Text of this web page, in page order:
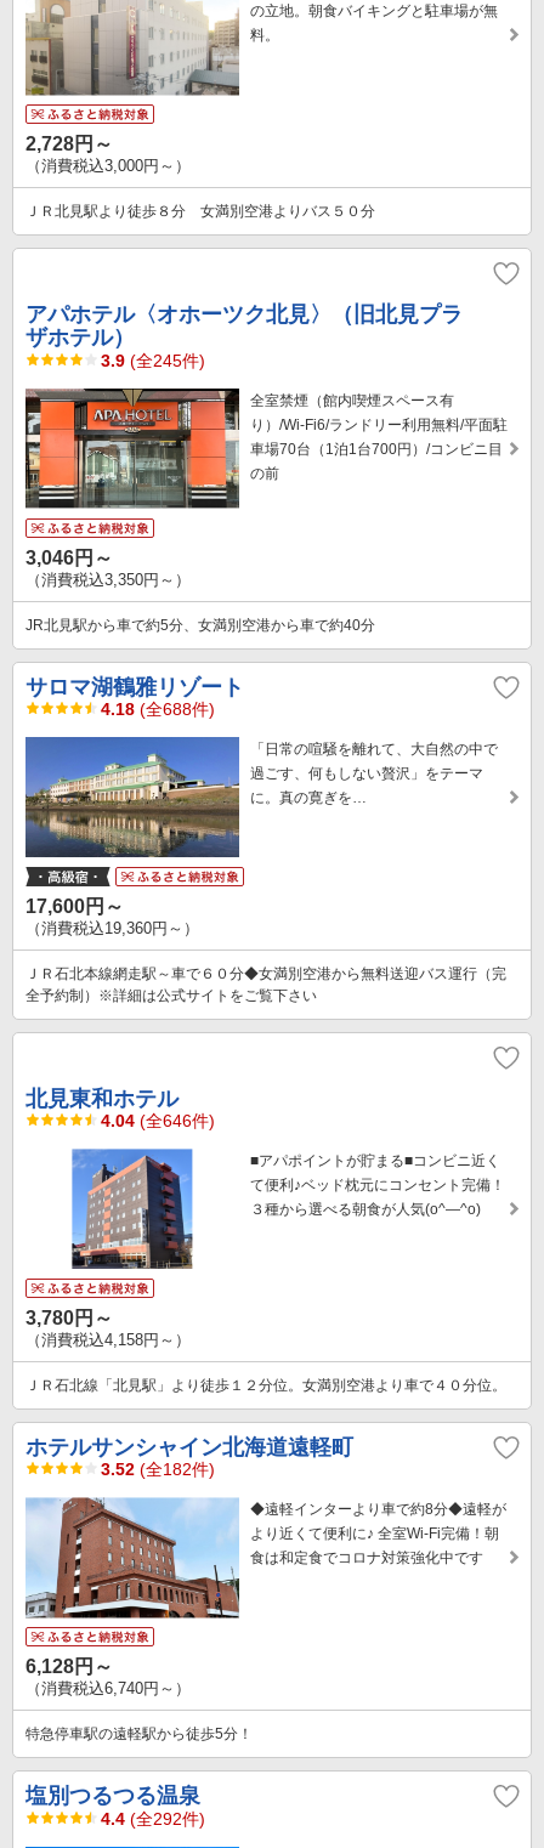
の立地。朝食バイキングと駐車場が無
料。
2,728円～
（消費税込3,000円～）
ＪＲ北見駅より徒歩８分 女満別空港よりバス５０分
アパホテル〈オホーツク北見〉（旧北見プラ
ザホテル）
3.9 (全245件)
全室禁煙（館内喫煙スペース有
り）/Wi-Fi6/ランドリー利用無料/平面駐
車場70台（1泊1台700円）/コンビニ目
の前
3,046円～
（消費税込3,350円～）
JR北見駅から車で約5分、女満別空港から車で約40分
サロマ湖鶴雅リゾート
4.18 (全688件)
「日常の喧騒を離れて、大自然の中で
過ごす、何もしない贅沢」をテーマ
に。真の寛ぎを…
17,600円～
（消費税込19,360円～）
ＪＲ石北本線網走駅～車で６０分◆女満別空港から無料送迎バス運行（完
全予約制）※詳細は公式サイトをご覧下さい
北見東和ホテル
4.04 (全646件)
■アパポイントが貯まる■コンビニ近く
て便利♪ベッド枕元にコンセント完備！
３種から選べる朝食が人気(o^―^o)
3,780円～
（消費税込4,158円～）
ＪＲ石北線「北見駅」より徒歩１２分位。女満別空港より車で４０分位。
ホテルサンシャイン北海道遠軽町
3.52 (全182件)
◆遠軽インターより車で約8分◆遠軽が
より近くて便利に♪ 全室Wi-Fi完備！朝
食は和定食でコロナ対策強化中です
6,128円～
（消費税込6,740円～）
特急停車駅の遠軽駅から徒歩5分！
塩別つるつる温泉
4.4 (全292件)